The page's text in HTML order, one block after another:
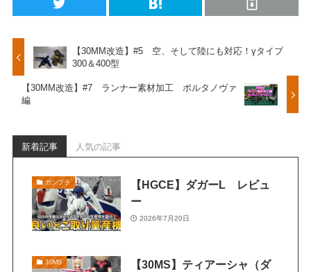
【30MM改造】#5 空、そして陸にも対応！γタイプ
300＆400型
【30MM改造】#7 ランナー素材加工 ポルタノヴァ
編
新着記事 人気の記事
ガンプラ
【HGCE】ダガーL レビュ
ー
2026年7月20日
30MS
【30MS】ティアーシャ（ダ